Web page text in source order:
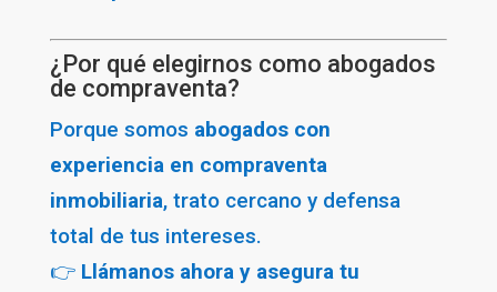
¿Por qué elegirnos como abogados
de compraventa?
Porque somos abogados con
experiencia en compraventa
inmobiliaria, trato cercano y defensa
total de tus intereses.
👉 Llámanos ahora y asegura tu